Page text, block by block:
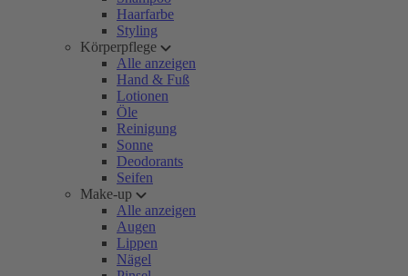
Haarfarbe
Styling
Körperpflege
Alle anzeigen
Hand & Fuß
Lotionen
Öle
Reinigung
Sonne
Deodorants
Seifen
Make-up
Alle anzeigen
Augen
Lippen
Nägel